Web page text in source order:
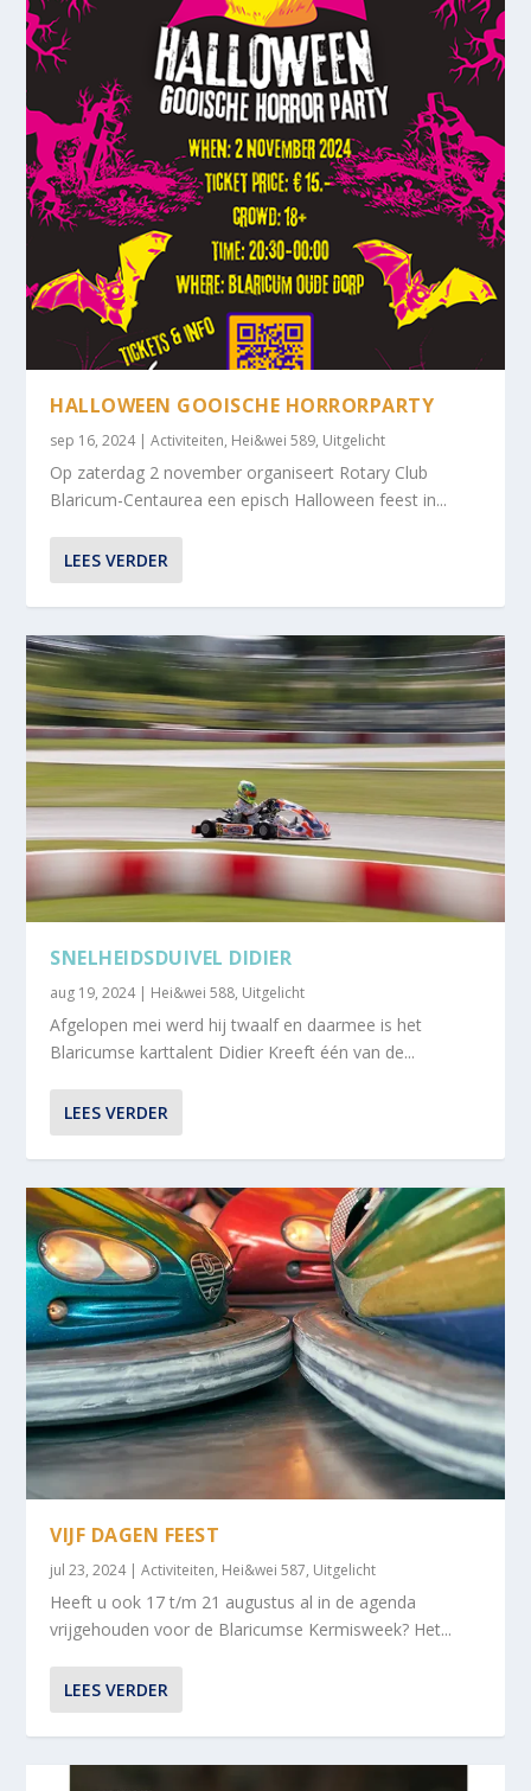
HALLOWEEN GOOISCHE HORRORPARTY
sep 16, 2024|Activiteiten, Hei&wei 589, Uitgelicht
Op zaterdag 2 november organiseert Rotary Club
Blaricum-Centaurea een episch Halloween feest in...
LEES VERDER
SNELHEIDSDUIVEL DIDIER
aug 19, 2024| Hei&wei 588, Uitgelicht
Afgelopen mei werd hij twaalf en daarmee is het
Blaricumse karttalent Didier Kreeft één van de...
LEES VERDER
VIJF DAGEN FEEST
jul 23, 2024|Activiteiten, Hei&wei 587, Uitgelicht
Heeft u ook 17 t/m 21 augustus al in de agenda
vrijgehouden voor de Blaricumse Kermisweek? Het...
LEES VERDER